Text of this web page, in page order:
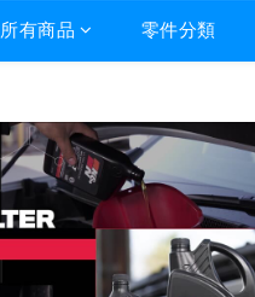
所有商品 零件分類